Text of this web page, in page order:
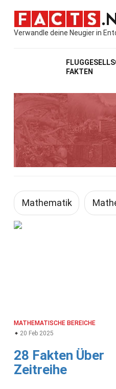
Verwandle deine Neugier in
FAKTEN
Mathematik
MATHEMATISCHE BEREICHE
20 Feb 2025
28 Fakten Über
Zeitreihe